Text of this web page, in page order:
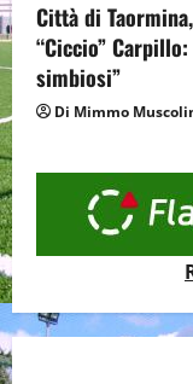
Città di
“Ciccio”
simbiosi”
Di Mimmo